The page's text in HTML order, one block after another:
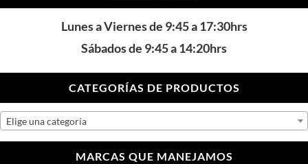
Lunes a Viernes de 9:45 a 17:30hrs
Sábados de 9:45 a 14:20hrs
CATEGORÍAS DE PRODUCTOS
Elige una categoría
MARCAS QUE MANEJAMOS